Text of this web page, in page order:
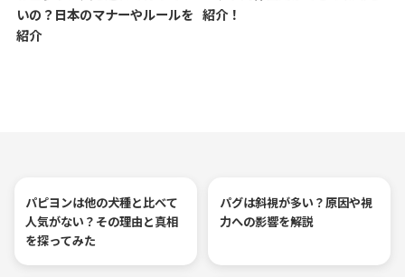
いの？日本のマナーやルールを
紹介
紹介！
パピヨンは他の犬種と比べて
人気がない？その理由と真相
を探ってみた
パグは斜視が多い？原因や視
力への影響を解説